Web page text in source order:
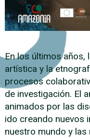
En los últimos años,
artística y la
procesos
de investigación. El
animados por las
ido creando nuevos
nuestro mundo y